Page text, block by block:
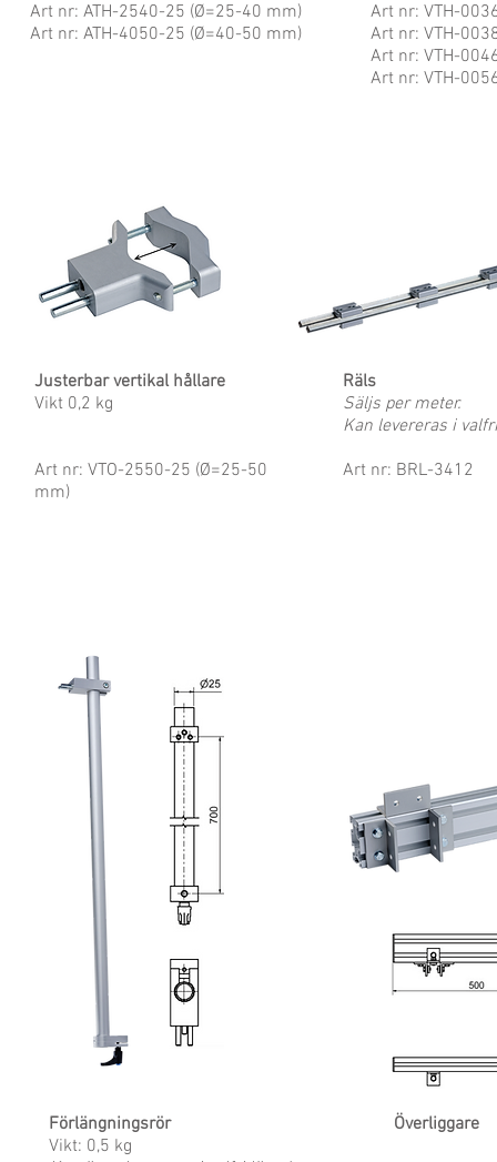
Art nr: ATH-2540-25 (Ø=25-40 mm)
Art nr: ATH-4050-25 (Ø=40-50 mm)
Art nr: VTH-
Art nr: VTH-
Art nr: VTH-
Art nr: VTH-
Justerbar vertikal hållare
Vikt 0,2 kg
Art nr: VTO-2550-25 (Ø=25-50
mm)
Räls
Säljs per meter.
Kan levereras i
Art nr: BRL-3412
Förlängningsrör
Vikt: 0,5 kg
Överliggare